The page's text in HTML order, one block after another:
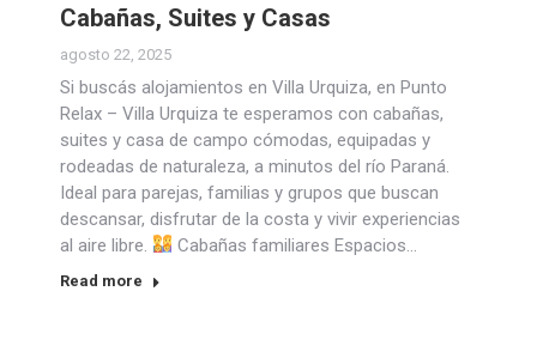
Cabañas, Suites y Casas
agosto 22, 2025
Si buscás alojamientos en Villa Urquiza, en Punto
Relax – Villa Urquiza te esperamos con cabañas,
suites y casa de campo cómodas, equipadas y
rodeadas de naturaleza, a minutos del río Paraná.
Ideal para parejas, familias y grupos que buscan
descansar, disfrutar de la costa y vivir experiencias
al aire libre.
Cabañas familiares Espacios…
Read more